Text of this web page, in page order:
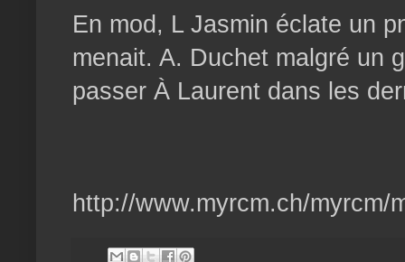
En mod, L Jasmin éclate un
menait. A. Duchet malgré un
passer À Laurent dans les
http://www.myrcm.ch/myrcm/